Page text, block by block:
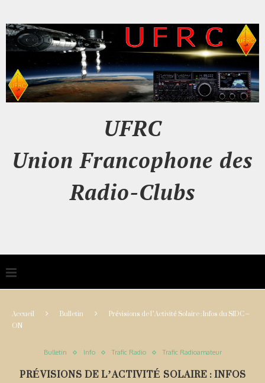
UFRC
Union Francophone des
Radio-Clubs
Accueil Bulletin Prévisions de l’Activité Solaire : Infos du SIDC –
ON
Bulletin Info Trafic Radio Trafic Radioamateur
PRÉVISIONS DE L’ACTIVITÉ SOLAIRE : INFOS